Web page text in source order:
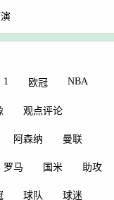
1 欧冠 NBA
观点评论
阿森纳 曼联
罗马 国米 助攻
球队 球迷